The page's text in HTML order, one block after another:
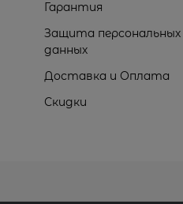
Гарантия
Защита персональных
данных
Доставка и Оплата
Скидки